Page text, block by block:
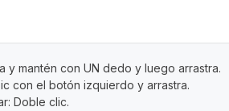
y mantén con UN dedo y luego arrastra.
con el botón izquierdo y arrastra.
Doble clic.